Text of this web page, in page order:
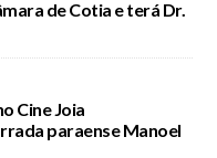
de Cotia e terá Dr.
Cine Joia
paraense Manoel